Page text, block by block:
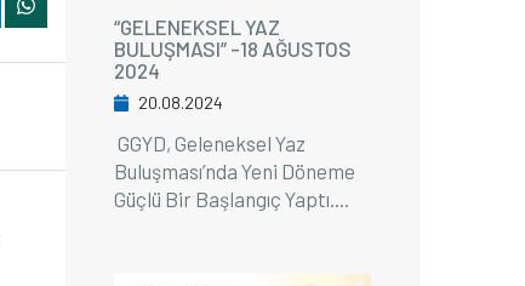
“GELENEKSEL YAZ
BULUŞMASI” -18 AĞUSTOS
2024
20.08.2024
GGYD, Geleneksel Yaz
Buluşması’nda Yeni Döneme
Güçlü Bir Başlangıç Yaptı....